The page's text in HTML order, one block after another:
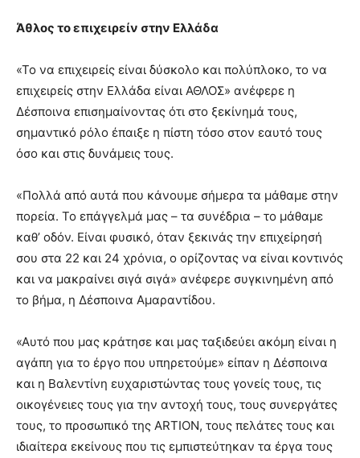
Άθλος το επιχειρείν στην Ελλάδα
«Το να επιχειρείς είναι δύσκολο και πολύπλοκο, το να
επιχειρείς στην Ελλάδα είναι ΑΘΛΟΣ» ανέφερε η
Δέσποινα επισημαίνοντας ότι στο ξεκίνημά τους,
σημαντικό ρόλο έπαιξε η πίστη τόσο στον εαυτό τους
όσο και στις δυνάμεις τους.
«Πολλά από αυτά που κάνουμε σήμερα τα μάθαμε στην
πορεία. Το επάγγελμά μας – τα συνέδρια – το μάθαμε
καθ’ οδόν. Είναι φυσικό, όταν ξεκινάς την επιχείρησή
σου στα 22 και 24 χρόνια, ο ορίζοντας να είναι κοντινός
και να μακραίνει σιγά σιγά» ανέφερε συγκινημένη από
το βήμα, η Δέσποινα Αμαραντίδου.
«Αυτό που μας κράτησε και μας ταξιδεύει ακόμη είναι η
αγάπη για το έργο που υπηρετούμε» είπαν η Δέσποινα
και η Βαλεντίνη ευχαριστώντας τους γονείς τους, τις
οικογένειες τους για την αντοχή τους, τους συνεργάτες
τους, το προσωπικό της ARTION, τους πελάτες τους και
ιδιαίτερα εκείνους που τις εμπιστεύτηκαν τα έργα τους